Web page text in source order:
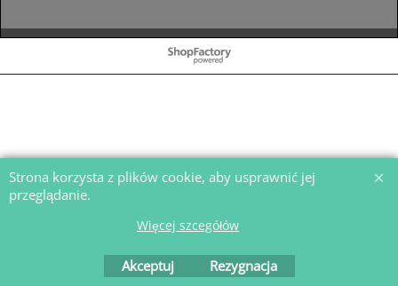
To create online store
ShopFactory eCommerce
Strona korzysta z plików cookie, aby usprawnić jej
przeglądanie.
Więcej szcegółów
Akceptuj Rezygnacja